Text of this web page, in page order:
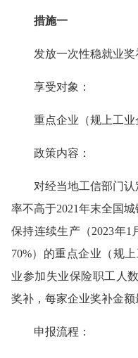
措施一
发放一次性稳就业奖
享受对象：
重点企业（规上工业
政策内容：
对经当地工信部门认
率不高于2021年末全国
保持连续生产（2023年1
70%）的重点企业（规
业参加失业保险职工人
奖补，每家企业奖补金额
申报流程：